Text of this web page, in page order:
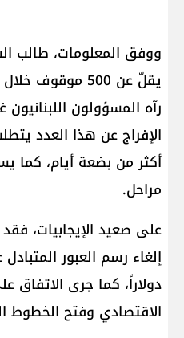
ووفق المعلومات، طالب
يقلّ عن 500
رآه المسؤولون اللبنانيون
الإفراج عن هذا العدد
أكثر من بضعة أيام، كما
مراحل.
على صعيد الإيجابيات،
دولاراً، كما جرى الاتفاق
الاقتصادي وفتح الخطوط